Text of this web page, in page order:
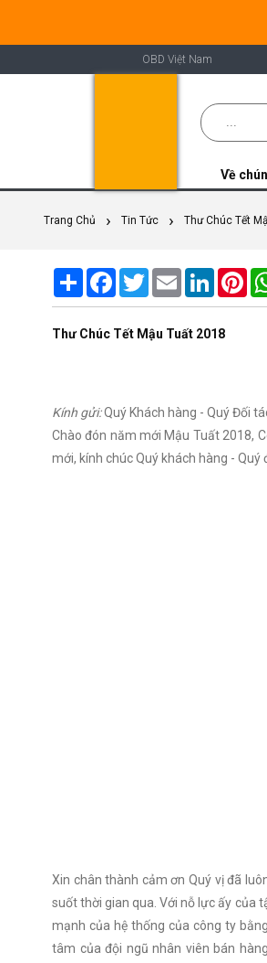
OBD Việt Nam
Về
Trang Chủ Tin Tức Thư Chúc Tết
Share Facebook
TwitterEmail LinkedIn
Thư Chúc Tết Mậu Tuất 2018
Kính gửi:Quý Khách hàng - Quý Đối
Chào đón năm mới Mậu Tuất 2018,
mới, kính chúc Quý khách hàng -
Xin chân thành cảm ơn Quý vị đã
suốt thời gian qua. Với nỗ lực ấy của
mạnh của hệ thống của công ty
tâm của đội ngũ nhân viên bán